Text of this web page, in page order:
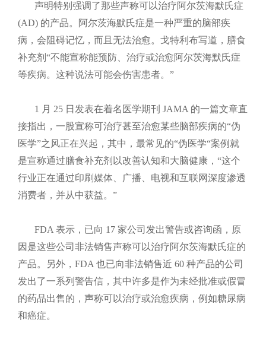
声明特别强调了那些声称可以治疗阿尔茨海默氏症
(AD) 的产品。阿尔茨海默氏症是一种严重的脑部疾
病，会阻碍记忆，而且无法治愈。戈特利布写道，膳食
补充剂“不能宣称能预防、治疗或治愈阿尔茨海默氏症
等疾病。这种说法可能会伤害患者。”
1 月 25 日发表在着名医学期刊 JAMA 的一篇文章直
接指出，一股宣称可治疗甚至治愈某些脑部疾病的“伪
医学”之风正在兴起，其中，最常见的“伪医学“案例就
是宣称通过膳食补充剂以改善认知和大脑健康，“这个
行业正在通过印刷媒体、广播、电视和互联网深度渗透
消费者，并从中获益。”
FDA 表示，已向 17 家公司发出警告或咨询函，原
因是这些公司非法销售声称可以治疗阿尔茨海默氏症的
产品。另外，FDA 也已向非法销售近 60 种产品的公司
发出了一系列警告信，其中许多是作为未经批准或假冒
的药品出售的，声称可以治疗或治愈疾病，例如糖尿病
和癌症。